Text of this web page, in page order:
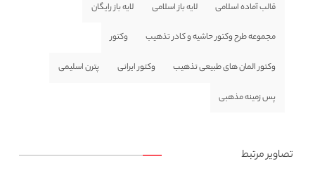
قالب آماده اسلامی لایه باز اسلامی لایه باز رایگان
مجموعه طرح وکتور حاشیه و کادر تذهیب وکتور
وکتور المان های طبیعی تذهیب وکتور ایرانی پترن اسلیمی
پس زمینه مذهبی
تصاویر مرتبط